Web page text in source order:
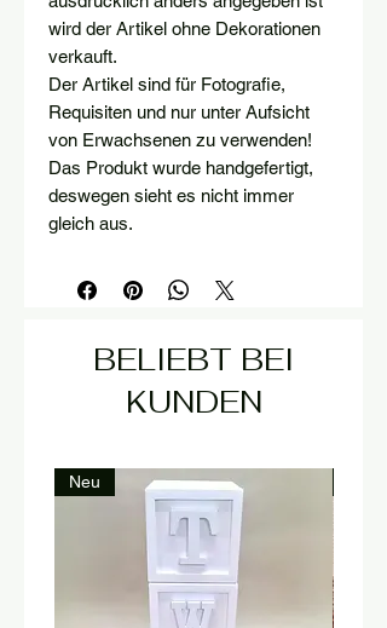
wird der Artikel ohne Dekorationen
verkauft.
Der Artikel sind für Fotografie,
Requisiten und nur unter Aufsicht
von Erwachsenen zu verwenden!
Das Produkt wurde handgefertigt,
deswegen sieht es nicht immer
gleich aus.
BELIEBT BEI
KUNDEN
Neu